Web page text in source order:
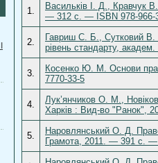
1.
Васильків І. Д., Кравчук
— 312 с. — ISBN 978-966-
2.
Гавриш С. Б., Сутковий В.
рівень стандарту,
3.
Косенко Ю. М. Основи
7770-33-5
4.
Лук’янчиков О. М.,
Харків : Вид-во "Ранок",
5.
Наровлянський О. Д.
Грамота, 2011. — 391 с. —